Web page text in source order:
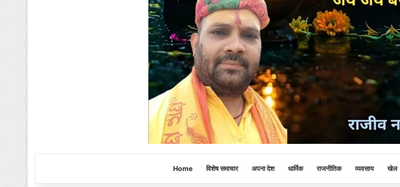
Home विशेष समाचार अपना देश धार्मिक राजनीतिक व्यवसाय खेल